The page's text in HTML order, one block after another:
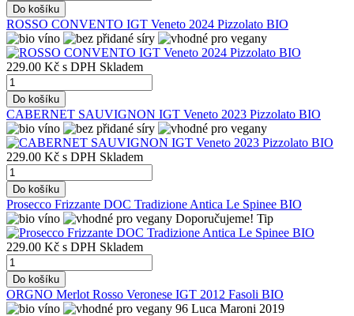
Do košíku
ROSSO CONVENTO IGT Veneto 2024 Pizzolato BIO
229.00 Kč s DPH Skladem
Do košíku
CABERNET SAUVIGNON IGT Veneto 2023 Pizzolato BIO
229.00 Kč s DPH Skladem
Do košíku
Prosecco Frizzante DOC Tradizione Antica Le Spinee BIO
Doporučujeme! Tip
229.00 Kč s DPH Skladem
Do košíku
ORGNO Merlot Rosso Veronese IGT 2012 Fasoli BIO
96 Luca Maroni 2019